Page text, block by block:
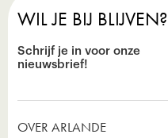
WIL JE BIJ BLIJVEN?
Schrijf je in voor onze
nieuwsbrief!
OVER ARLANDE